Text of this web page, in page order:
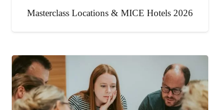
Masterclass Locations & MICE Hotels 2026